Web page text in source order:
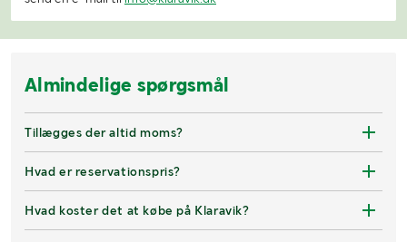
Almindelige spørgsmål
Tillægges der altid moms?
Hvad er reservationspris?
Hvad koster det at købe på Klaravik?